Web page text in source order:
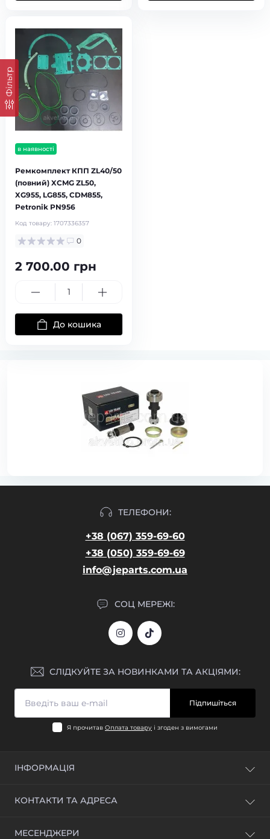
Фільтр
в наявності
Ремкомплект КПП ZL40/50
(повний) XCMG ZL50,
XG955, LG855, CDM855,
Petronik PN956
Код товару: 1707336357
0
2 700.00 грн
До кошика
ТЕЛЕФОНИ:
+38 (067) 359-69-60
+38 (050) 359-69-69
info@jeparts.com.ua
СОЦ МЕРЕЖІ:
СЛІДКУЙТЕ ЗА НОВИНКАМИ ТА АКЦІЯМИ:
Підпишіться
Я прочитав Оплата товару і згоден з вимогами
ІНФОРМАЦІЯ
Відгуки
Повернення товару
КОНТАКТИ ТА АДРЕСА
МЕСЕНДЖЕРИ